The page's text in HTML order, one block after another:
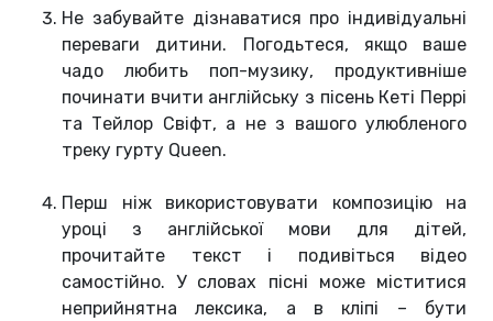
Не забувайте дізнаватися про індивідуальні
переваги дитини. Погодьтеся, якщо ваше
чадо любить поп-музику, продуктивніше
починати вчити англійську з пісень Кеті Перрі
та Тейлор Свіфт, а не з вашого улюбленого
треку гурту Queen.
Перш ніж використовувати композицію на
уроці з англійської мови для дітей,
прочитайте текст і подивіться відео
самостійно. У словах пісні може міститися
неприйнятна лексика, а в кліпі – бути